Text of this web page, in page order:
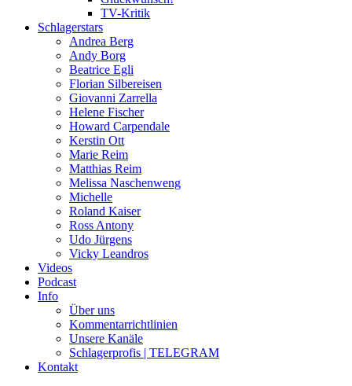
TV-Kritik
Schlagerstars
Andrea Berg
Andy Borg
Beatrice Egli
Florian Silbereisen
Giovanni Zarrella
Helene Fischer
Howard Carpendale
Kerstin Ott
Marie Reim
Matthias Reim
Melissa Naschenweng
Michelle
Roland Kaiser
Ross Antony
Udo Jürgens
Vicky Leandros
Videos
Podcast
Info
Über uns
Kommentarrichtlinien
Unsere Kanäle
Schlagerprofis | TELEGRAM
Kontakt